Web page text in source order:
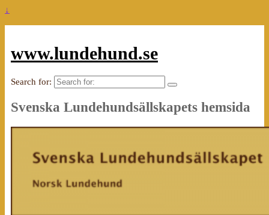
↓
www.lundehund.se
Search for:
Svenska Lundehundsällskapets hemsida